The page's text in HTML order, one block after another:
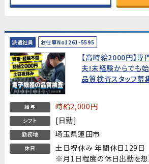
派遣社員 お仕事No1261-5595
【高時給2000円】
夫!未経験からでも
品質検査スタッフ募
給与 時給2,000円
シフト [日勤]
勤務地 埼玉県蓮田市
休日
土日祝休み 年間休日129日
※月1日程度の休日出勤を想